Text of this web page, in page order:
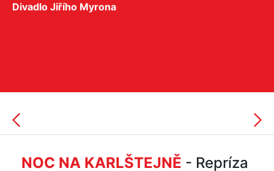
Divadlo Jiřího Myrona
NOC NA KARLŠTEJNĚ - Repríza